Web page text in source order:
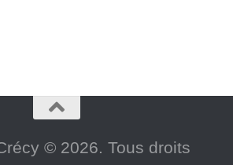
© 2026. Tous droits